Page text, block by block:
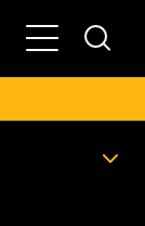
Főmenü